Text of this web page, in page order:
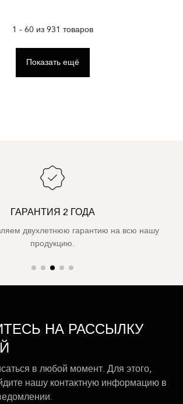
1 - 60 из 931 товаров
Показать ещё
ГАРАНТИЯ 2 ГОДА
двухлетнюю гарантию на всю нашу
продукцию.
НА РАССЫЛКУ
в любой момент. Для этого,
нашу контактную информацию в